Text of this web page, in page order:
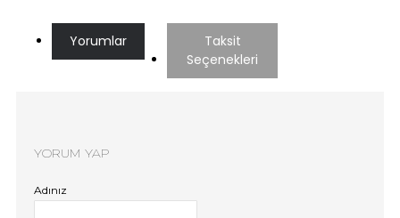
Yorumlar
Taksit
Seçenekleri
YORUM YAP
Adınız